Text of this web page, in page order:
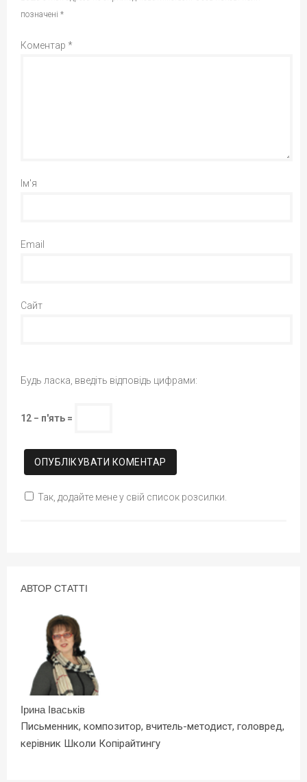
позначені *
Коментар *
Ім'я
Email
Сайт
Будь ласка, введіть відповідь цифрами:
12 − п'ять =
Так, додайте мене у свій список розсилки.
АВТОР СТАТТІ
Ірина Іваськів
Письменник, композитор, вчитель-методист, головред,
керівник Школи Копірайтингу